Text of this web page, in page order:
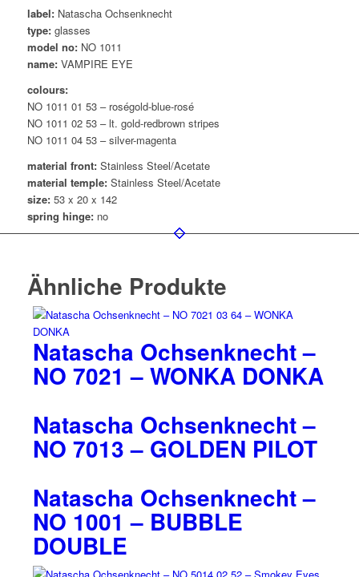
label:Natascha Ochsenknecht
type: glasses
model no:NO 1011
name: VAMPIRE EYE
colours:
NO 1011 01 53 – roségold-blue-rosé
NO 1011 02 53 – lt. gold-redbrown stripes
NO 1011 04 53 – silver-magenta
material front:Stainless Steel/Acetate
material temple:Stainless Steel/Acetate
size:53 x 20 x 142
spring hinge:no
Ähnliche Produkte
Natascha Ochsenknecht –
NO 7021 – WONKA DONKA
Natascha Ochsenknecht –
NO 7013 – GOLDEN PILOT
Natascha Ochsenknecht –
NO 1001 – BUBBLE
DOUBLE